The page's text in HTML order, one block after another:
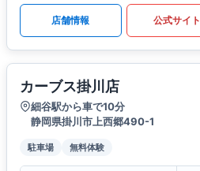
店舗情報 公式サイト
カーブス掛川店
細谷駅から車で10分
静岡県掛川市上西郷490-1
駐車場 無料体験